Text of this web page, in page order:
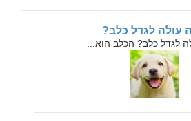
עולה לגדל כלב?
לגדל כלב? הכלב הוא...